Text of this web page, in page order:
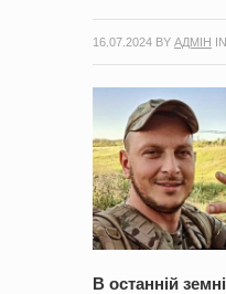
16.07.2024 BY АДМІН IN
В останній